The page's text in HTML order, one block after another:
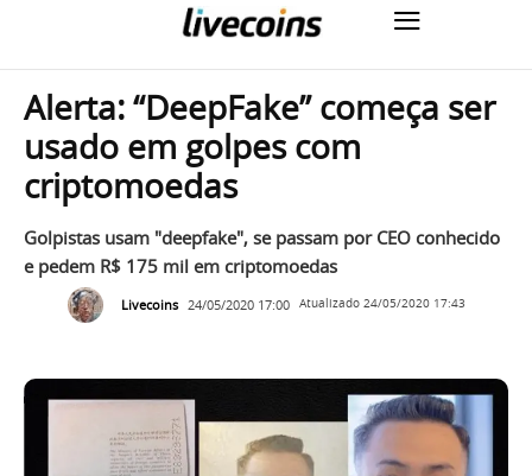
Alerta: “DeepFake” começa ser
usado em golpes com
criptomoedas
Golpistas usam "deepfake", se passam por CEO conhecido
e pedem R$ 175 mil em criptomoedas
Livecoins 24/05/2020 17:00 Atualizado 24/05/2020 17:43